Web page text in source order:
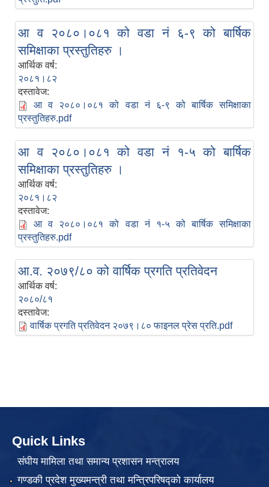
आ व २०८०।०८१ को वडा नं ६-९ को बार्षिक
समिक्षाका प्रस्तुतिहरु ।
आर्थिक वर्ष:
२०८१।८२
दस्तावेज:
आ व २०८०।०८१ को वडा नं ६-९ को बार्षिक समिक्षाका
प्रस्तुतिहरु.pdf
आ व २०८०।०८१ को वडा नं १-५ को बार्षिक
समिक्षाका प्रस्तुतिहरु ।
आर्थिक वर्ष:
२०८१।८२
दस्तावेज:
आ व २०८०।०८१ को वडा नं १-५ को बार्षिक समिक्षाका
प्रस्तुतिहरु.pdf
आ.व. २०७९/८० को वार्षिक प्रगति प्रतिवेदन
आर्थिक वर्ष:
२०८०/८१
दस्तावेज:
वार्षिक प्रगति प्रतिवेदन २०७९।८० फाइनल प्रेस प्रति.pdf
Quick Links
संघीय मामिला तथा समान्य प्रशासन मन्त्रालय
गण्डकी प्रदेश मुख्यमन्त्री तथा मन्त्रिपरिषद्को कार्यालय